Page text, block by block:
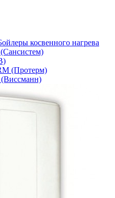
косвенного нагрева
(Протерм)
(Виссманн)